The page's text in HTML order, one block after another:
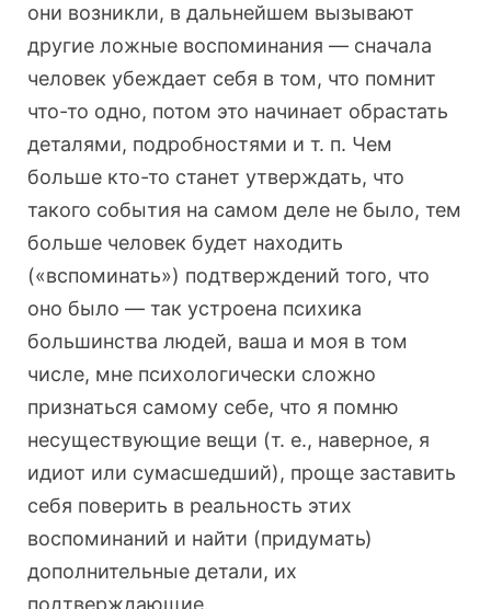
они возникли, в дальнейшем вызывают
другие ложные воспоминания — сначала
человек убеждает себя в том, что помнит
что-то одно, потом это начинает обрастать
деталями, подробностями и т. п. Чем
больше кто-то станет утверждать, что
такого события на самом деле не было, тем
больше человек будет находить
(«вспоминать») подтверждений того, что
оно было — так устроена психика
большинства людей, ваша и моя в том
числе, мне психологически сложно
признаться самому себе, что я помню
несуществующие вещи (т. е., наверное, я
идиот или сумасшедший), проще заставить
себя поверить в реальность этих
воспоминаний и найти (придумать)
дополнительные детали, их
подтверждающие.